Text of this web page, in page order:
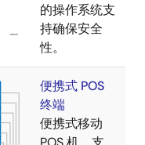
的操作系统支
持确保安全
性。
便携式 POS
终端
便携式移动